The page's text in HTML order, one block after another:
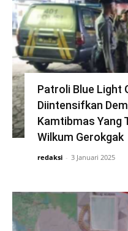
Patroli Blue Light
Diintensifkan
Kamtibmas Yang
Wilkum Gerokgak
redaksi - 3 Januari 2025